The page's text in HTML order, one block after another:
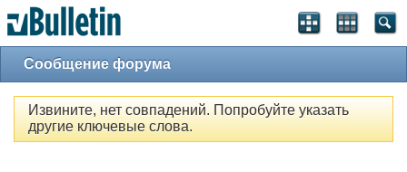
Сообщение форума
Извините, нет совпадений. Попробуйте указать
другие ключевые слова.